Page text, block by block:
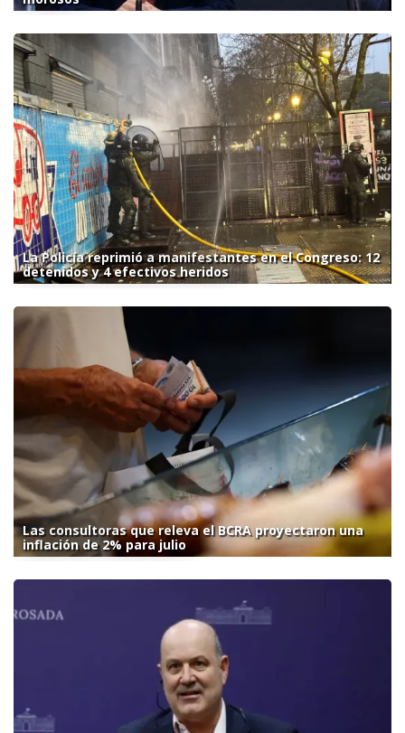
La Policía reprimió a manifestantes en el Congreso: 12
detenidos y 4 efectivos heridos
Las consultoras que releva el BCRA proyectaron una
inflación de 2% para julio